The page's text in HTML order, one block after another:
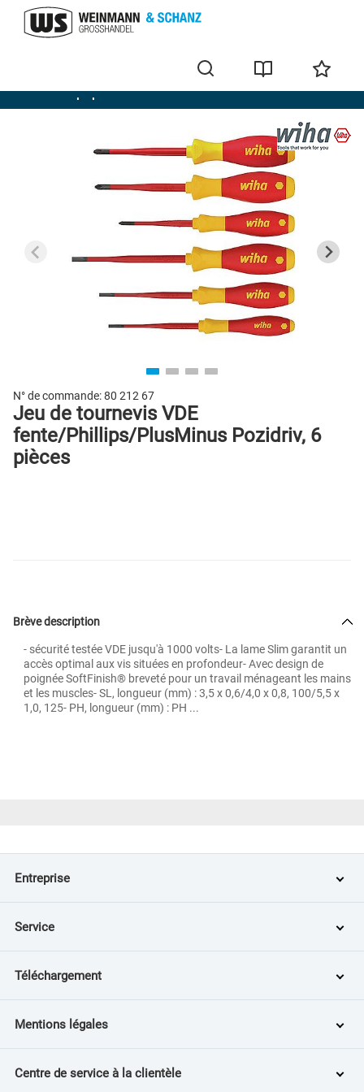
Fente-Phillips-pozidriv
N° de commande:80 212 67
Jeu de tournevis VDE
fente/Phillips/PlusMinus Pozidriv, 6
pièces
Brève description
- sécurité testée VDE jusqu'à 1000 volts- La lame Slim garantit un
accès optimal aux vis situées en profondeur- Avec design de
poignée SoftFinish® breveté pour un travail ménageant les mains
et les muscles- SL, longueur (mm) : 3,5 x 0,6/4,0 x 0,8, 100/5,5 x
1,0, 125- PH, longueur (mm) : PH ...
Entreprise
Service
Téléchargement
Mentions légales
Centre de service à la clientèle